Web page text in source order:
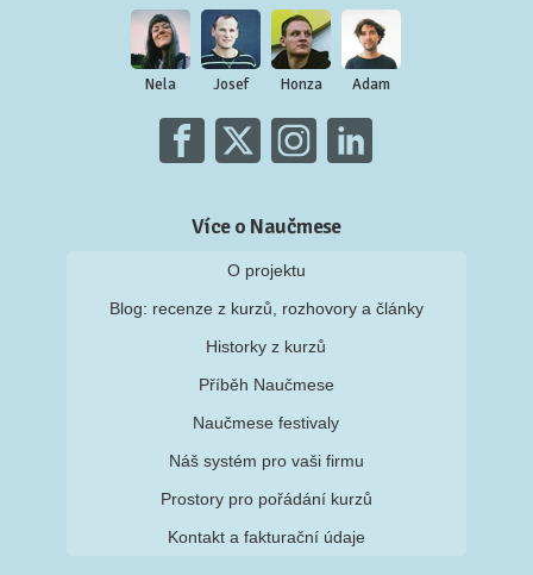
Nela Josef Honza Adam
Více o Naučmese
O projektu
Blog: recenze z kurzů, rozhovory a články
Historky z kurzů
Příběh Naučmese
Naučmese festivaly
Náš systém pro vaši firmu
Prostory pro pořádání kurzů
Kontakt a fakturační údaje